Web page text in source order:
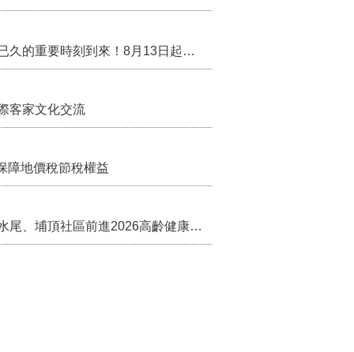
行政院核定西拉雅族為平埔原住民族群 盼望已久的重要時刻到來！8月13日起受理民族成員名冊登記
客家文化交流
障地價稅節稅權益
苗栗農村綠色照顧成果登上全國舞台！ 後龍水尾、埔頂社區前進2026高齡健康產業博覽會